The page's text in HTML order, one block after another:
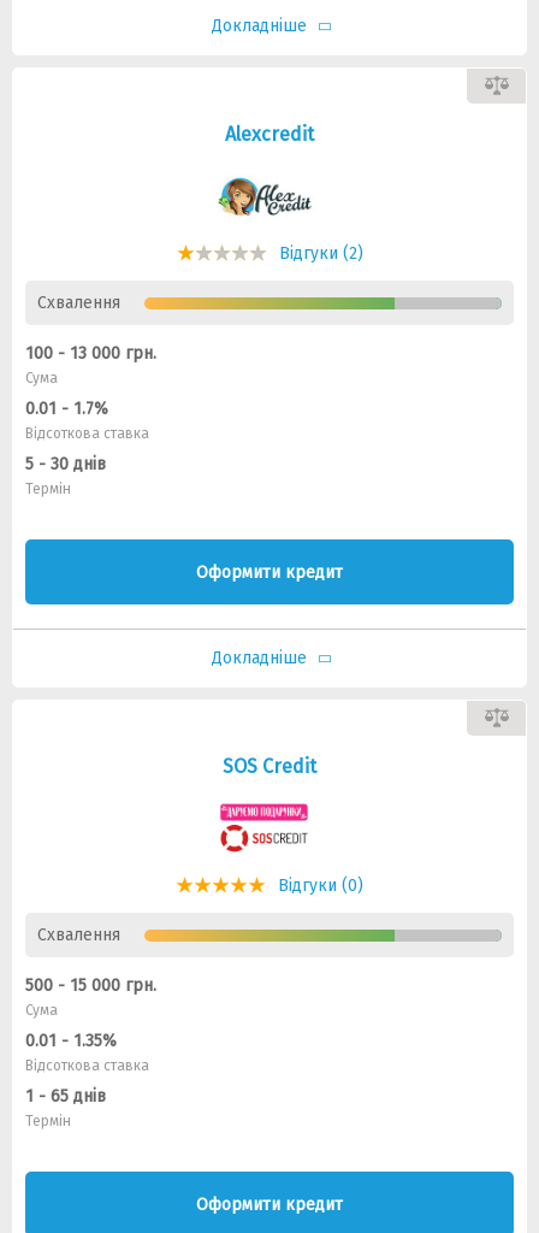
Докладніше
Alexcredit
Відгуки (2)
Схвалення
100 - 13 000 грн.
Сума
0.01 - 1.7%
Відсоткова ставка
5 - 30 днів
Термін
Оформити кредит
Докладніше
SOS Credit
Відгуки (0)
Схвалення
500 - 15 000 грн.
Сума
0.01 - 1.35%
Відсоткова ставка
1 - 65 днів
Термін
Оформити кредит